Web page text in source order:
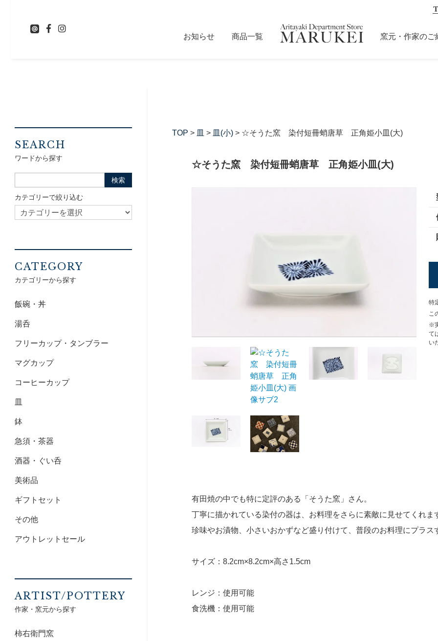
お知らせ 商品一覧 窯元・作家のご
TOP > 皿 > 皿(小) > ☆そうた窯 染付短冊蛸唐草 正角姫小皿(大)
☆そうた窯 染付短冊蛸唐草 正角姫小皿(大)
特
こ
※
て
い
有田焼の中でも特に定評のある「そうた窯」さん。
丁寧に描かれている染付の器は、お料理をさらに素敵に見せてくれま
珍味やお漬物、小さいおかずなど盛り付けて、普段のお料理にプラス
サイズ：8.2cm×8.2cm×高さ1.5cm
レンジ：使用可能
食洗機：使用可能
SEARCH
ワードから探す
カテゴリーで絞り込む
CATEGORY
カテゴリーから探す
飯碗・丼
湯呑
フリーカップ・タンブラー
マグカップ
コーヒーカップ
皿
鉢
急須・茶器
酒器・ぐい呑
美術品
ギフトセット
その他
アウトレットセール
ARTIST/POTTERY
作家・窯元から探す
柿右衛門窯